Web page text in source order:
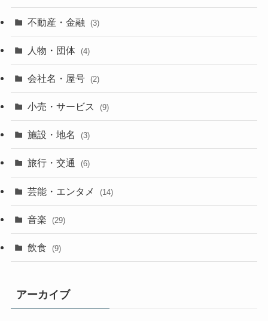
不動産・金融 (3)
人物・団体 (4)
会社名・屋号 (2)
小売・サービス (9)
施設・地名 (3)
旅行・交通 (6)
芸能・エンタメ (14)
音楽 (29)
飲食 (9)
アーカイブ